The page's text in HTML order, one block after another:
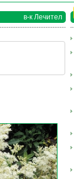
в-к Лечител